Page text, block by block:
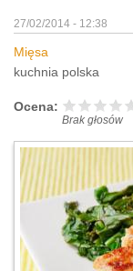
27/02/2014 - 12:38
Mięsa
kuchnia polska
Ocena:
Brak głosów